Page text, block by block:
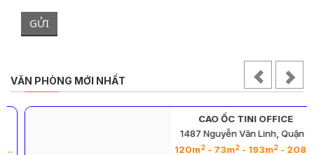
GỬI
VĂN PHÒNG MỚI NHẤT
CAO ỐC TINI OFFICE
1487 Nguyễn Văn Linh, Quận 7
120m2- 73m2- 193m2- 208m 2